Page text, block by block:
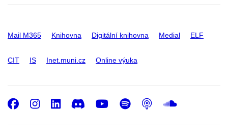
Mail M365 Knihovna Digitální knihovna Medial ELF
CIT IS Inet.muni.cz Online výuka
Facebook
Instagram
LinkedIn
DiscordYoutube
Spotify
Podcast